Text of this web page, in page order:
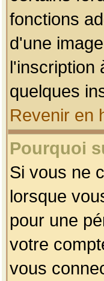
fonctions
d'une
l'inscription
quelques
Revenir en
Pourquoi
Si vous ne
lorsque
pour une
votre
vous